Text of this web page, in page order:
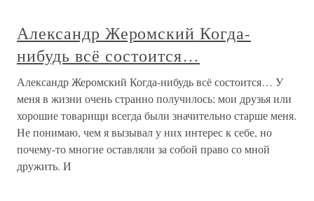
Александр Жеромский Когда-
нибудь всё состоится…
Александр Жеромский Когда-нибудь всё состоится… У
меня в жизни очень странно получилось: мои друзья или
хорошие товарищи всегда были значительно старше меня.
Не понимаю, чем я вызывал у них интерес к себе, но
почему-то многие оставляли за собой право со мной
дружить. И